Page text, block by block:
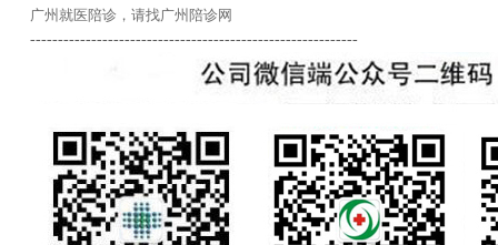
广州就医陪诊，请找广州陪诊网
-----------------------------------------------------------